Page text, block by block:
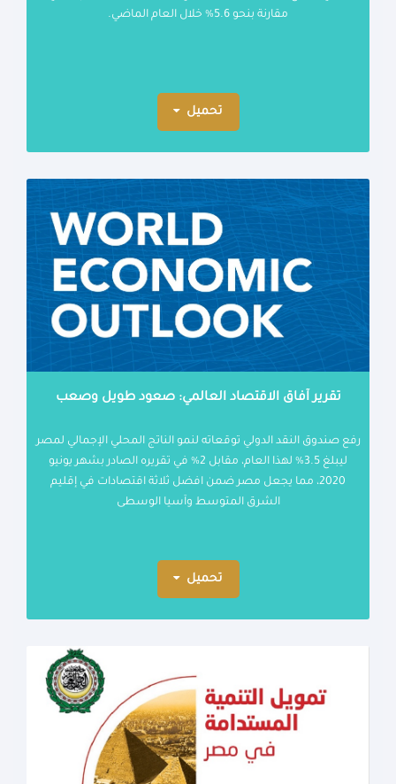
مقارنة بنحو 5.6% خلال العام الماضي.
تحميل
تقرير آفاق الاقتصاد العالمي: صعود طويل وصعب
رفع صندوق النقد الدولي توقعاته لنمو الناتج المحلي الإجمالي لمصر
ليبلغ 3.5% لهذا العام، مقابل 2% في تقريره الصادر بشهر يونيو
2020، مما يجعل مصر ضمن افضل ثلاثة اقتصادات في إقليم
الشرق المتوسط وآسيا الوسطى
تحميل